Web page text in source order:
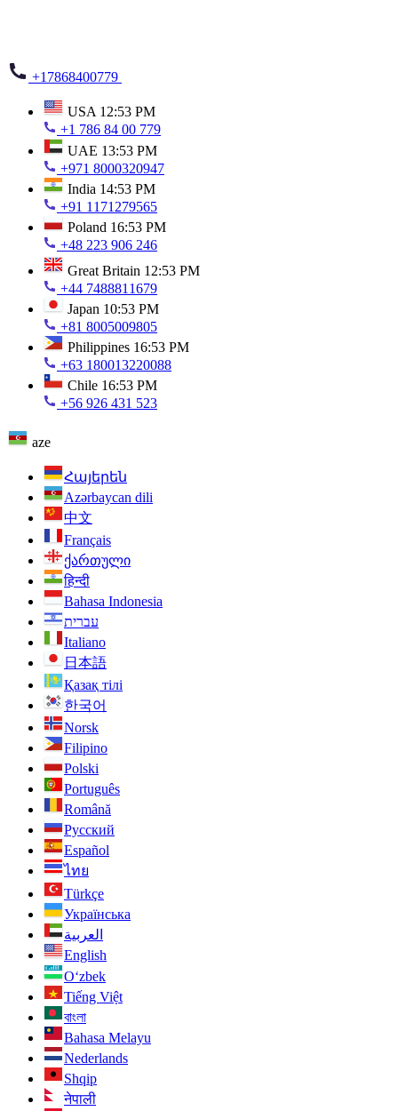
+17868400779
USA 12:53 PM
+1 786 84 00 779
UAE 13:53 PM
+971 8000320947
India 14:53 PM
+91 1171279565
Poland 16:53 PM
+48 223 906 246
Great Britain 12:53 PM
+44 7488811679
Japan 10:53 PM
+81 8005009805
Philippines 16:53 PM
+63 180013220088
Chile 16:53 PM
+56 926 431 523
aze
Հայերեն
Azərbaycan dili
中文
Français
ქართული
हिन्दी
Bahasa Indonesia
עברית
Italiano
日本語
Қазақ тілі
한국어
Norsk
Filipino
Polski
Português
Română
Русский
Español
ไทย
Türkçe
Українська
العربية
English
O‘zbek
Tiếng Việt
বাংলা
Bahasa Melayu
Nederlands
Shqip
नेपाली